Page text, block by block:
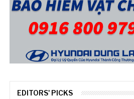
EDITORS' PICKS